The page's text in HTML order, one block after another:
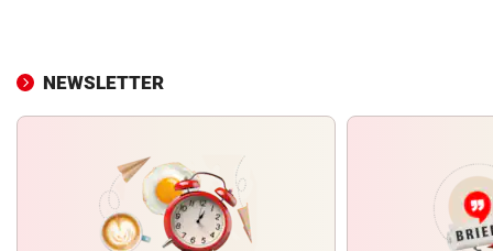
NEWSLETTER